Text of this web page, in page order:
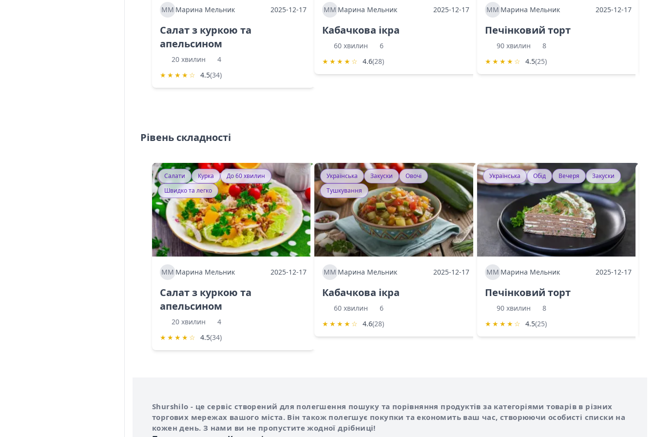
ММ Марина Мельник 2025-12-17
Салат з куркою та
апельсином
20 хвилин
4
★ ★ ★ ★ ☆ 4.5(34)
ММ Марина Мельник 2025-12-17
Кабачкова ікра
60 хвилин
6
★ ★ ★ ★ ☆ 4.6(28)
МММарина Мельник 2025-12-17
Печінковий торт
90 хвилин
8
★ ★ ★ ★ ☆ 4.5(25)
Рівень складності
Салати Курка
До 60 хвилин
Швидко та легко
ММ Марина Мельник 2025-12-17
Салат з куркою та
апельсином
20 хвилин
4
★ ★ ★ ★ ☆ 4.5(34)
Українська Закуски
Овочі
Тушкування
ММ Марина Мельник 2025-12-17
Кабачкова ікра
60 хвилин
6
★ ★ ★ ★ ☆ 4.6(28)
Українська Обід Вечеря Закуски
МММарина Мельник 2025-12-17
Печінковий торт
90 хвилин
8
★ ★ ★ ★ ☆ 4.5(25)
Про сервіс Shurshilo
Shurshilo - це сервіс створений для полегшення пошуку та порівняння продуктів за категоріями товарів в різних
торгових мережах вашого міста. Він також полегшує покупки та економить ваш час, створюючи особисті списки на
кожен день. З нами ви не пропустите жодної дрібниці!